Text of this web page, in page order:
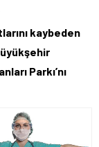
kaybeden
Parkı’nı